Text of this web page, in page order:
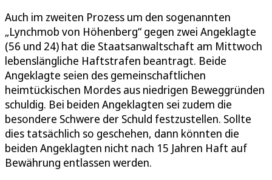
Auch im zweiten Prozess um den sogenannten
„Lynchmob von Höhenberg“ gegen zwei Angeklagte
(56 und 24) hat die Staatsanwaltschaft am Mittwoch
lebenslängliche Haftstrafen beantragt. Beide
Angeklagte seien des gemeinschaftlichen
heimtückischen Mordes aus niedrigen Beweggründen
schuldig. Bei beiden Angeklagten sei zudem die
besondere Schwere der Schuld festzustellen. Sollte
dies tatsächlich so geschehen, dann könnten die
beiden Angeklagten nicht nach 15 Jahren Haft auf
Bewährung entlassen werden.